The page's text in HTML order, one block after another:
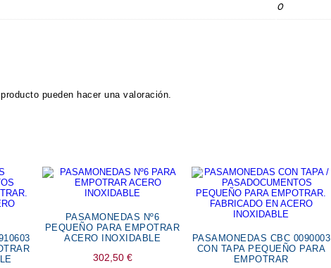
0
pueden hacer una valoración.
PASAMONEDAS Nº6
PEQUEÑO PARA EMPOTRAR
ACERO INOXIDABLE
302,50 €
PASAMONEDAS CBC 0090003
CON TAPA PEQUEÑO PARA
EMPOTRAR